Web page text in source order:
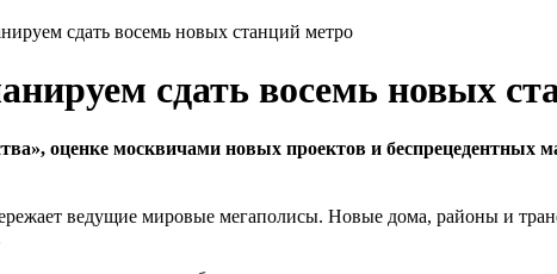
сдать восемь новых станций метро
сдать восемь новых
оценке москвичами новых проектов и беспрецедентных
ведущие мировые мегаполисы. Новые дома, районы и